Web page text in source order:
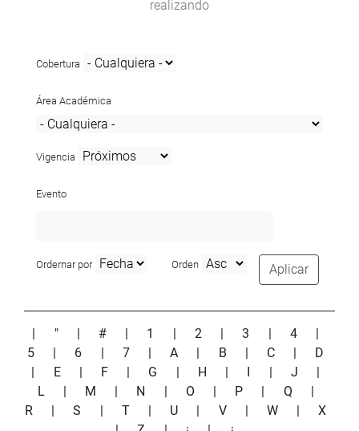
realizando
Cobertura
Área Académica
Vigencia
Evento
Ordernar por Orden Aplicar
| " | # | 1 | 2 |3 | 4
|
5
| 6 | 7 |A | B | C | D
| E | F | G | H | I | J
|
L
| M | N | O | P | Q
|
R
|S | T | U | V |W |X